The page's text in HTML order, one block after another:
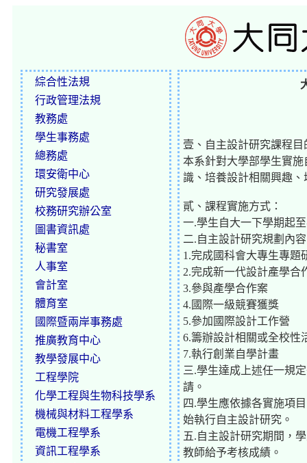
綜合性法規
行政管理法規
教務處
學生事務處
總務處
環安衛中心
研究發展處
校務研究辦公室
圖書資訊處
秘書室
人事室
會計室
體育室
國際暨兩岸事務處
推廣教育中心
教學發展中心
工程學院
化學工程與生物科技學系
機械與材料工程學系
電機工程學系
資訊工程學系
壹、自主設計研究課程目
本系針對大學部學生實
識、培養設計相關興趣
貳、課程實施方式：
一.學生自大一下學期起
二.自主設計研究規劃內
1.完成國科會大專生專題
2.完成新一代設計產學合
3.參與產學合作案
4.國際一級競賽獲獎
5.參加國際設計工作營
6.籌辦設計相關或全校性
7.執行創業自學計畫
三.學生達成上述任一規
請。
四.學生應依據各實施項
始執行自主設計研究。
五.自主設計研究期間，
教師給予考核成績。